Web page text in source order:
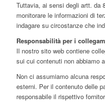
Tuttavia, ai sensi degli artt. da
monitorare le informazioni di
indagare su circostanze che
Responsabilità per i
Il nostro sito web contiene
sui cui contenuti non abbiamo
Non ci assumiamo alcuna
esterni. Per il contenuto delle
responsabile il rispettivo